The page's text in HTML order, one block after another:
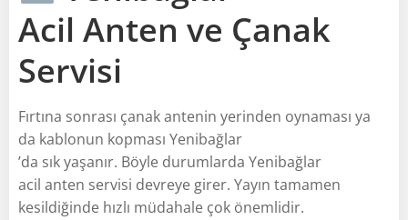
Acil Anten ve Çanak
Servisi
Fırtına sonrası çanak antenin yerinden oynaması ya
da kablonun kopması Yenibağlar
’da sık yaşanır. Böyle durumlarda Yenibağlar
acil anten servisi devreye girer. Yayın tamamen
kesildiğinde hızlı müdahale çok önemlidir.